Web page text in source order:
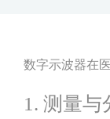
数字示波器在
1. 测量